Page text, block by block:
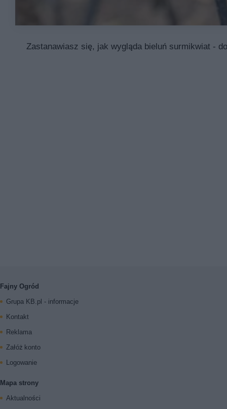
Zastanawiasz się, jak wygląda bieluń surmikwiat -
Fajny Ogród
Grupa KB.pl - informacje
Kontakt
Reklama
Załóż konto
Logowanie
Mapa strony
Aktualności